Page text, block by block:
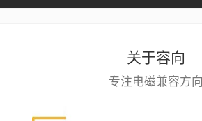
关于容向
专注电磁兼容方向